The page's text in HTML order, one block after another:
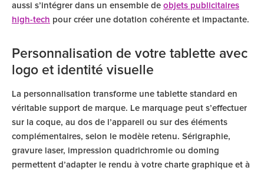
aussi s’intégrer dans un ensemble de objets publicitaires
high-tech pour créer une dotation cohérente et impactante.
Personnalisation de votre tablette avec
logo et identité visuelle
La personnalisation transforme une tablette standard en
véritable support de marque. Le marquage peut s’effectuer
sur la coque, au dos de l’appareil ou sur des éléments
complémentaires, selon le modèle retenu. Sérigraphie,
gravure laser, impression quadrichromie ou doming
permettent d’adapter le rendu à votre charte graphique et à